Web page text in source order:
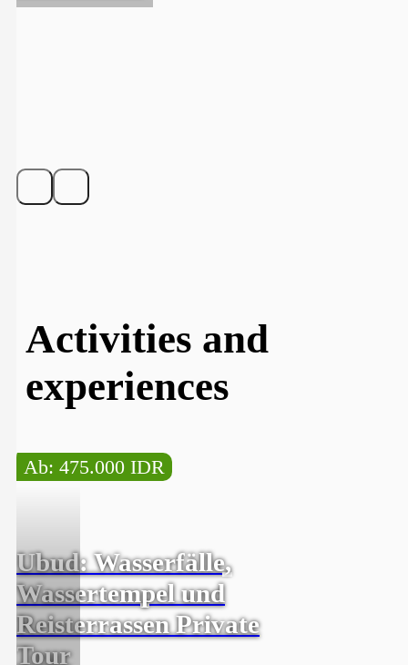
Activities and
experiences
Ab: 475.000 IDR
Ubud: Wasserfälle,
Wassertempel und
Reisterrassen Private
Tour